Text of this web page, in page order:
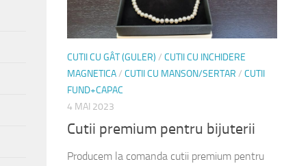
CUTII CU GÂT (GULER) / CUTII CU INCHIDERE
MAGNETICA/ CUTII CU MANSON/SERTAR / CUTII
FUND+CAPAC
4 MAI 2023
Cutii premium pentru bijuterii
Producem la comanda cutii premium pentru